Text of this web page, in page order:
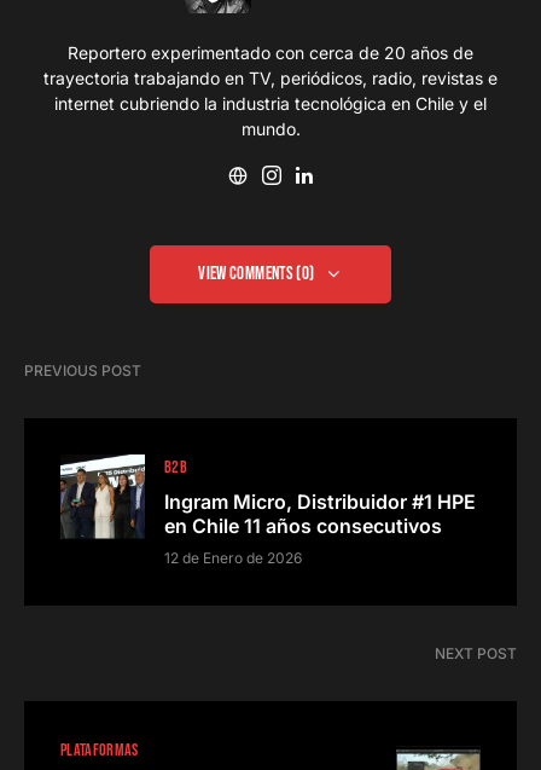
Reportero experimentado con cerca de 20 años de
trayectoria trabajando en TV, periódicos, radio, revistas e
internet cubriendo la industria tecnológica en Chile y el
mundo.
View Comments (0)
PREVIOUS POST
B2B
Ingram Micro, Distribuidor #1 HPE
en Chile 11 años consecutivos
12 de Enero de 2026
NEXT POST
PLATAFORMAS